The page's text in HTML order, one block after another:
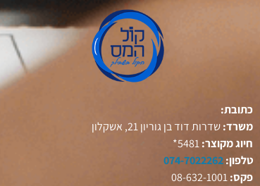
כתובת:
משרד:שדרות דוד בן גוריון 21, אשקלון
חיוג מקוצר:
טלפון:074-7022262
פקס: